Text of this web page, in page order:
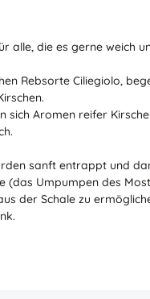
alle, die es gerne weich
Rebsorte Ciliegiolo,
Aromen reifer
sanft entrappt und
(das Umpumpen des
der Schale zu